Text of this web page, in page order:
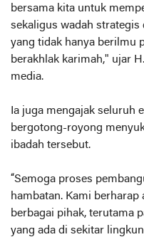
bersama kita untuk
sekaligus wadah strategis
yang tidak hanya berilmu
berakhlak karimah," ujar
media.
Ia juga mengajak seluruh
bergotong-royong
ibadah tersebut.
“Semoga proses
hambatan. Kami
berbagai pihak, terutama
yang ada di sekitar